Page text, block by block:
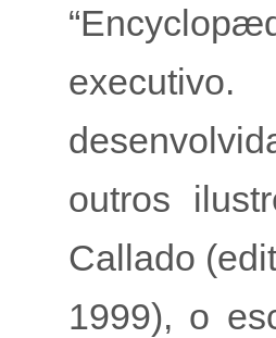
outros
Callado
1999), o